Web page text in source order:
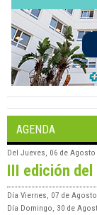
AGENDA
Del Jueves, 06 de Agosto
III edición del
Día Viernes, 07 de
Día Domingo, 30 de